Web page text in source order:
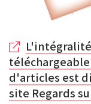
d'articles est
site Regards